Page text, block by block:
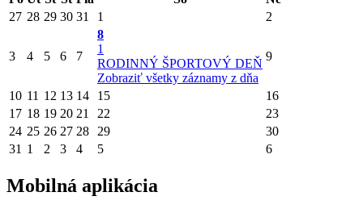
27 28 29 30 31 1 2
3 4 5 6 7
8
1
RODINNÝ ŠPORTOVÝ DEŇ
Zobraziť všetky záznamy z dňa
9
10 11 12 13 14 15
16
17 18 19 20 21 22
23
24 25 26 27 28 29
30
31 1 2 3 4 5 6
Mobilná aplikácia